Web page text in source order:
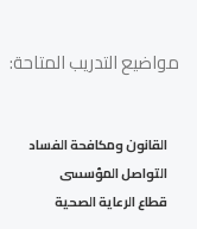
مواضيع التدريب المتاحة:
القانون ومكافحة الفساد
التواصل المؤسسى
قطاع الرعاية الصحية